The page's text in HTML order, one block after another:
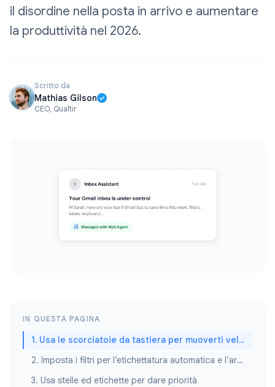
il disordine nella posta in arrivo e aumentare
la produttività nel 2026.
Scritto da
Mathias Gilson
CEO, Qualtir
IN QUESTA PAGINA
1. Usa le scorciatoie da tastiera per muoverti velocemente tra le email
2. Imposta i filtri per l’etichettatura automatica e l’archiviazione automatica
3. Usa stelle ed etichette per dare priorità